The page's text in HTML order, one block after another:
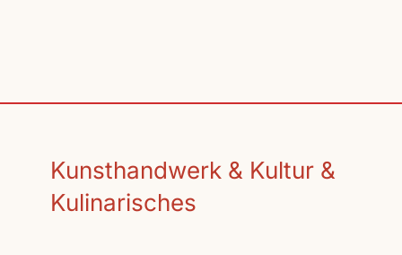
Kunsthandwerk & Kultur &
Kulinarisches